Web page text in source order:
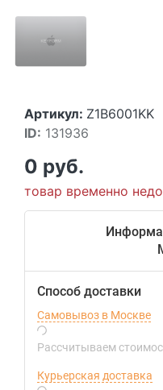
Артикул: Z1B6001KK
ID: 131936
0 руб.
товар временно
Способ доставки
Самовывоз в Москве
Рассчитываем
Курьерская доставка